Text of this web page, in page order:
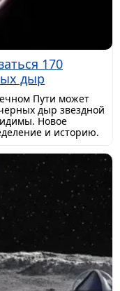
170
дыр
Пути может
дыр звездной
Новое
и историю.